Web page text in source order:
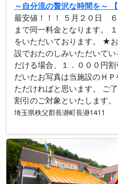
～自分流の贅沢な時間を～ 【
最安値！！！ ５月２０日
まで同一料金となります。
をいただいております。 ★
設でおたのしみいただいて
だける場合、１．０００円
だいたお写真は当施設のＨ
ただければと思います。 ご
割引のご対象といたします。
埼玉県秩父郡長瀞町長瀞1411